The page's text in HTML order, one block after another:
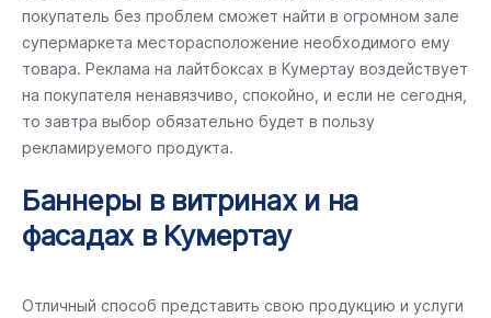
покупатель без проблем сможет найти в огромном зале
супермаркета месторасположение необходимого ему
товара. Реклама на лайтбоксах в Кумертау воздействует
на покупателя ненавязчиво, спокойно, и если не сегодня,
то завтра выбор обязательно будет в пользу
рекламируемого продукта.
Баннеры в витринах и на
фасадах в Кумертау
Отличный способ представить свою продукцию и услуги